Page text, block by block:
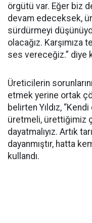
örgütü var. Eğer biz
devam edeceksek,
sürdürmeyi
olacağız. Karşımıza
ses vereceğiz.” diye
Üreticilerin
etmek yerine ortak
belirten Yıldız,
üretmeli, ürettiğimiz
dayatmalıyız. Artık
dayanmıştır, hatta
kullandı.